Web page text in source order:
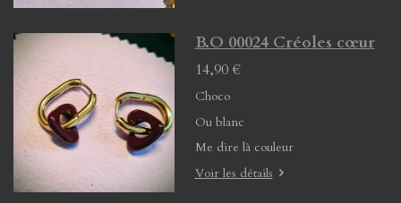
B.O 00024 Créoles cœur
14,90 €
Choco
Ou blanc
Me dire là couleur
Voir les détails